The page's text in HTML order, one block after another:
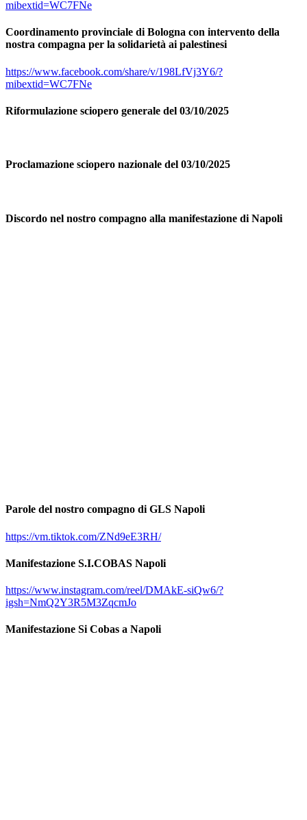
mibextid=WC7FNe
Coordinamento provinciale di Bologna con intervento della
nostra compagna per la solidarietà ai palestinesi
https://www.facebook.com/share/v/198LfVj3Y6/?
mibextid=WC7FNe
Riformulazione sciopero generale del 03/10/2025
Proclamazione sciopero nazionale del 03/10/2025
Discordo nel nostro compagno alla manifestazione di Napoli
Parole del nostro compagno di GLS Napoli
https://vm.tiktok.com/ZNd9eE3RH/
Manifestazione S.I.COBAS Napoli
https://www.instagram.com/reel/DMAkE-siQw6/?
igsh=NmQ2Y3R5M3ZqcmJo
Manifestazione Si Cobas a Napoli